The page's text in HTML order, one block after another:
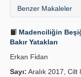
Benzer Makaleler
Madenciliğin
Bakır Yatakları
Erkan Fi̇dan
Sayı: Aralık 2017, Cilt